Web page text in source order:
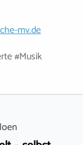
mv.de
#Musik